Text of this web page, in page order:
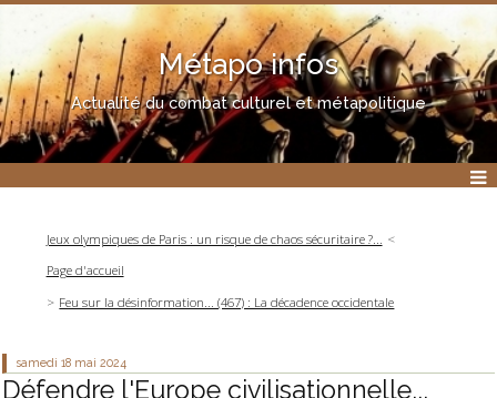
Métapo infos
Actualité du combat culturel et métapolitique
Jeux olympiques de Paris : un risque de chaos sécuritaire ?...
Page d'accueil
Feu sur la désinformation... (467) : La décadence occidentale
samedi 18 mai 2024
Défendre l'Europe civilisationnelle...